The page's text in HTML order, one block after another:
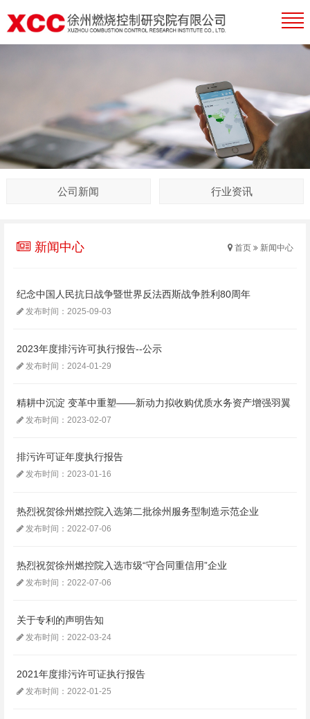
公司新闻 行业资讯
新闻中心 首页 新闻中心
纪念中国人民抗日战争暨世界反法西斯战争胜利80周年
发布时间：2025-09-03
2023年度排污许可执行报告--公示
发布时间：2024-01-29
精耕中沉淀 变革中重塑——新动力拟收购优质水务资产增强羽翼
发布时间：2023-02-07
排污许可证年度执行报告
发布时间：2023-01-16
热烈祝贺徐州燃控院入选第二批徐州服务型制造示范企业
发布时间：2022-07-06
热烈祝贺徐州燃控院入选市级“守合同重信用”企业
发布时间：2022-07-06
关于专利的声明告知
发布时间：2022-03-24
2021年度排污许可证执行报告
发布时间：2022-01-25